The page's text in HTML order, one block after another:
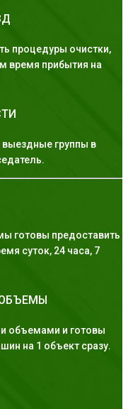
процедуры очистки,
время прибытия на
группы в
готовы предоставить
суток, 24 часа, 7
объемами и готовы
на 1 объект сразу.